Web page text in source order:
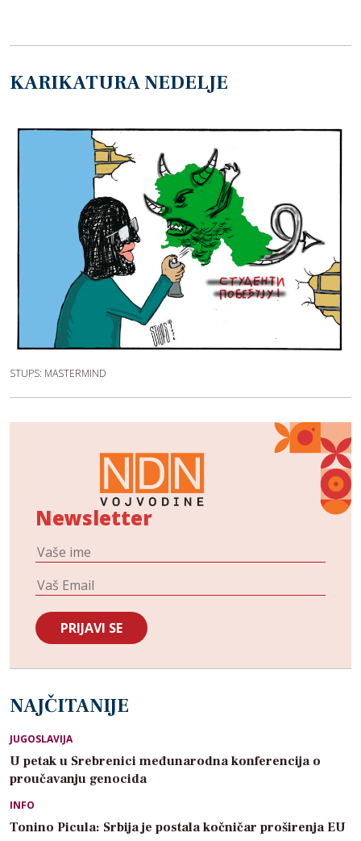
KARIKATURA NEDELJE
STUPS: MASTERMIND
Newsletter
NAJČITANIJE
JUGOSLAVIJA
U petak u Srebrenici međunarodna konferencija o
proučavanju genocida
INFO
Tonino Picula: Srbija je postala kočničar proširenja EU